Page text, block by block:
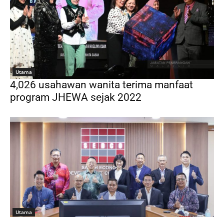
Utama
4,026 usahawan wanita terima manfaat
program JHEWA sejak 2022
Utama